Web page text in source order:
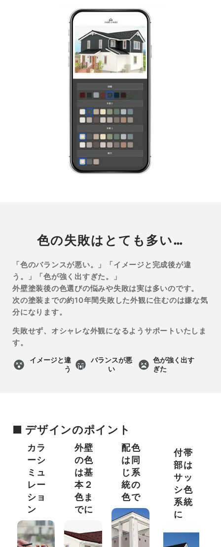
色の失敗はとても多い…
「色のバランスが悪い。」「イメージと完成後が違
う。」「色が強く出すぎた。」
外壁塗装後の色選びの悩みや失敗は実は多いのです。
次の塗装までの約10年間失敗した外観に住むのは嫌な気
分になります。
失敗せず、オシャレな外観になるようサポートいたしま
す。
イメージと違
う
バランスが悪
い
色が強く出す
ぎた
■ デザインのポイント
カラ
ーシ
ミュ
レー
ショ
ン
外壁
の色
は基
本２
色ま
でに
配色
は同
じ系
統の
色で
付帯
部は
サッ
シ色
系統
に